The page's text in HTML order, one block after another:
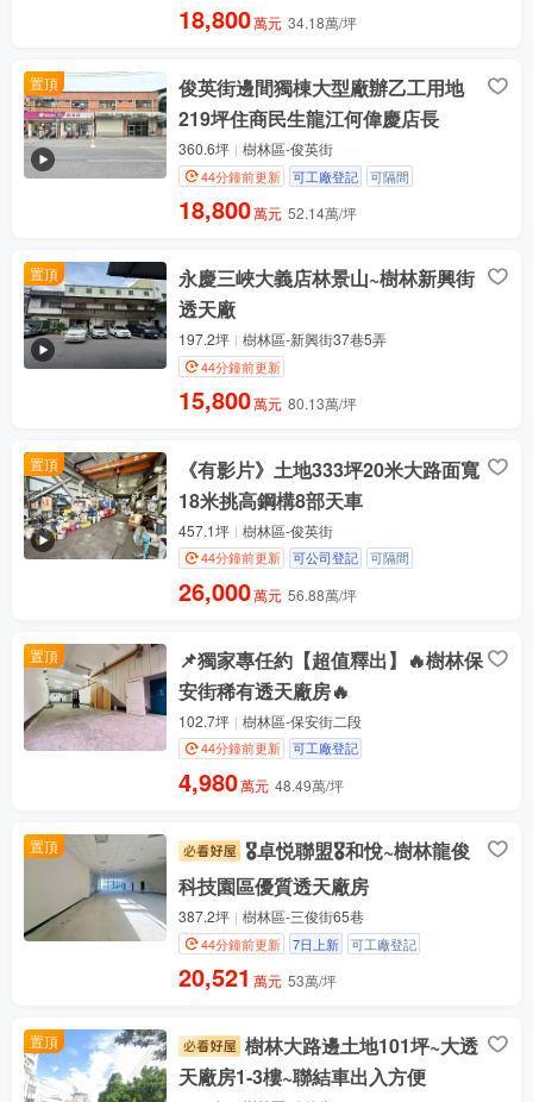
18,800萬元 34.18萬/坪
置頂
俊英街邊間獨棟大型廠辦乙工用地
219坪住商民生龍江何偉慶店長
360.6坪 樹林區-俊英街
44分鐘前更新 可工廠登記 可隔間
18,800萬元 52.14萬/坪
置頂
永慶三峽大義店林景山~樹林新興街
透天廠
197.2坪 樹林區-新興街37巷5弄
44分鐘前更新
15,800萬元 80.13萬/坪
置頂
《有影片》土地333坪20米大路面寬
18米挑高鋼構8部天車
457.1坪 樹林區-俊英街
44分鐘前更新 可公司登記 可隔間
26,000萬元 56.88萬/坪
置頂
📌獨家專任約【超值釋出】🔥樹林保
安街稀有透天廠房🔥
102.7坪 樹林區-保安街二段
44分鐘前更新 可工廠登記
4,980萬元 48.49萬/坪
置頂
🎖️卓悦聯盟🎖️和悅~樹林龍俊
科技園區優質透天廠房
387.2坪 樹林區-三俊街65巷
44分鐘前更新 7日上新 可工廠登記
20,521 萬元 53萬/坪
置頂
樹林大路邊土地101坪~大透
天廠房1-3樓~聯結車出入方便